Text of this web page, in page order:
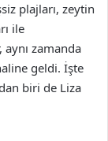
plajları, zeytin
ile
zamanda
geldi. İşte
biri de Liza